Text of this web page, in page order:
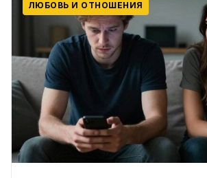
ЛЮБОВЬ И ОТНОШЕНИЯ